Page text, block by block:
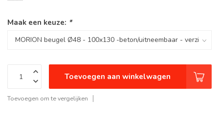
Maak een keuze: *
Toevoegen aan winkelwagen
Toevoegen om te vergelijken